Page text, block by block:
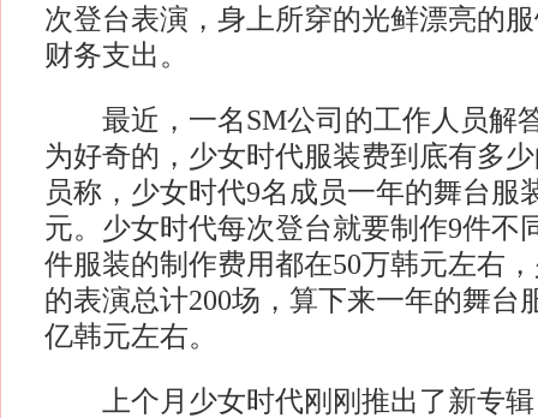
次登台表演，身上所穿的光鲜漂亮的
财务支出。
最近，一名SM公司的工作人员解
为好奇的，少女时代服装费到底有多
员称，少女时代9名成员一年的舞台服
元。少女时代每次登台就要制作9件不
件服装的制作费用都在50万韩元左右
的表演总计200场，算下来一年的舞台
亿韩元左右。
上个月少女时代刚刚推出了新专辑